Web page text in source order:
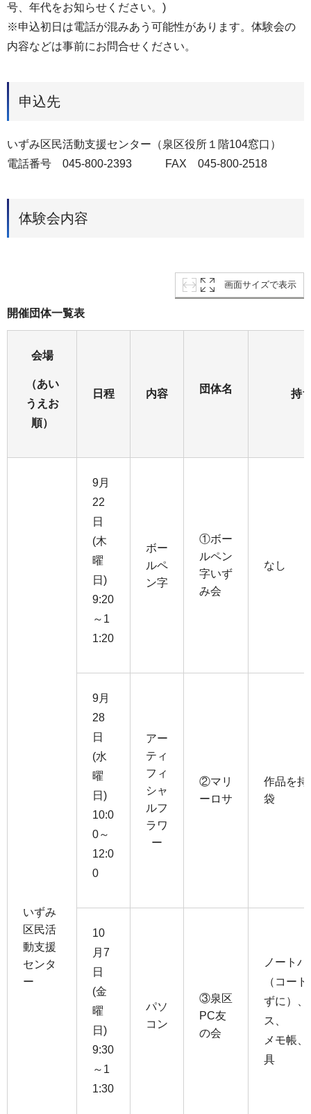
号、年代をお知らせください。)
※申込初日は電話が混みあう可能性があります。体験会の
内容などは事前にお問合せください。
申込先
いずみ区民活動支援センター（泉区役所１階104窓口）
電話番号 045-800-2393 FAX 045-800-2518
体験会内容
画面サイズで表示
開催団体一覧表
会場
（あい
うえお
順）
日程 内容 団体名 持
いずみ
区民活
動支援
センタ
ー
9月
22
日
(木
曜
日)
9:20
～1
1:20
ボー
ルペ
ン字
①ボー
ルペン
字いず
み会
なし
9月
28
日
(水
曜
日)
10:0
0～
12:0
0
アー
ティ
フィ
シャ
ルフ
ラワ
ー
②マリ
ーロサ
作品を持
袋
10
月7
日
(金
曜
日)
9:30
～1
1:30
パソ
コン
③泉区
PC友
の会
ノート
（コー
ずに）、
ス、
メモ帳
具